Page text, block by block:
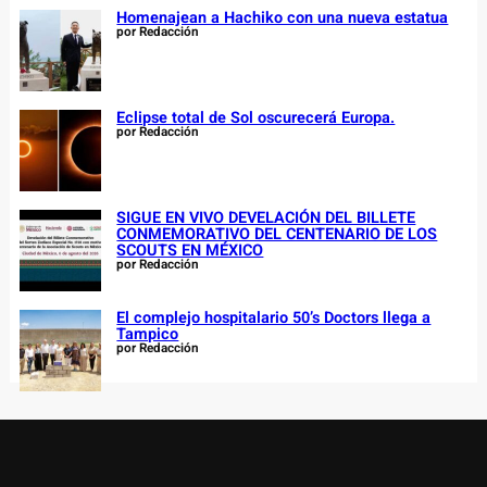
Homenajean a Hachiko con una nueva estatua
por Redacción
Eclipse total de Sol oscurecerá Europa.
por Redacción
SIGUE EN VIVO DEVELACIÓN DEL BILLETE
CONMEMORATIVO DEL CENTENARIO DE LOS
SCOUTS EN MÉXICO
por Redacción
El complejo hospitalario 50’s Doctors llega a
Tampico
por Redacción